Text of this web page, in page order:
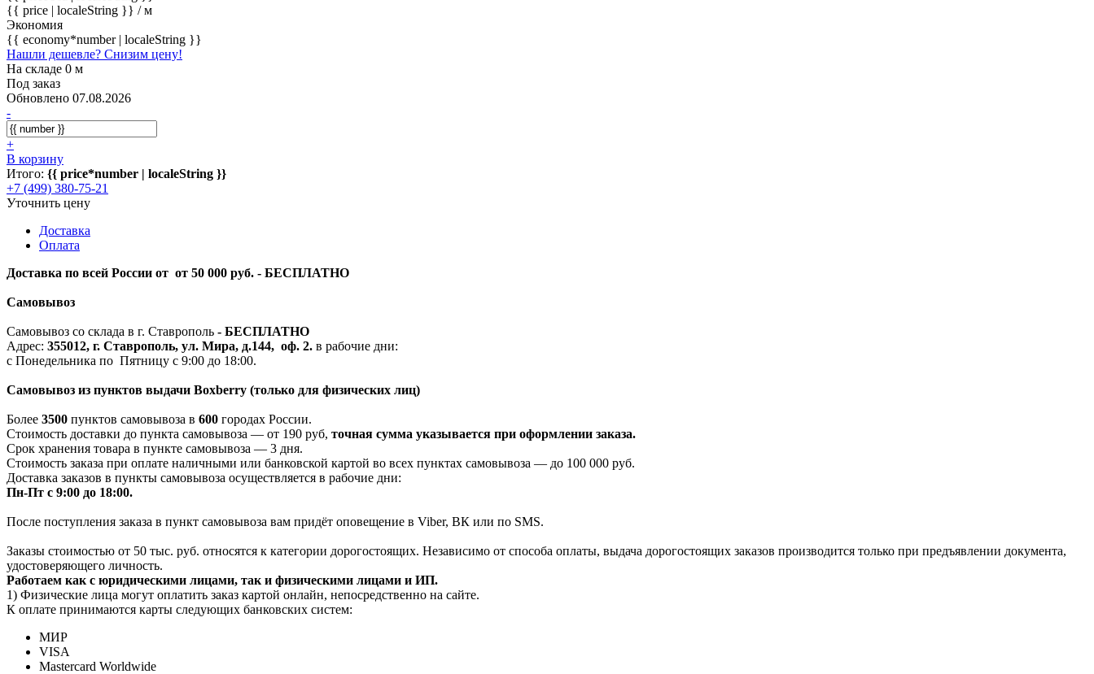
{{ price | localeString }} / м
Экономия
{{ economy*number | localeString }}
Нашли дешевле? Снизим цену!
На складе 0 м
Под заказ
Обновлено 07.08.2026
-
+
В корзину
Итого: {{ price*number | localeString }}
+7 (499) 380-75-21
Уточнить цену
Доставка
Оплата
Доставка по всей России от от 50 000 руб. - БЕСПЛАТНО
Самовывоз
Самовывоз со склада в г. Ставрополь - БЕСПЛАТНО
Адрес: 355012, г. Ставрополь, ул. Мира, д.144, оф. 2. в рабочие дни:
с Понедельника по Пятницу с 9:00 до 18:00.
Самовывоз из пунктов выдачи Boxberry (только для физических лиц)
Более 3500 пунктов самовывоза в 600 городах России.
Стоимость доставки до пункта самовывоза — от 190 руб, точная сумма указывается при оформлении заказа.
Срок хранения товара в пункте самовывоза — 3 дня.
Стоимость заказа при оплате наличными или банковской картой во всех пунктах самовывоза — до 100 000 руб.
Доставка заказов в пункты самовывоза осуществляется в рабочие дни:
Пн-Пт с 9:00 до 18:00.
После поступления заказа в пункт самовывоза вам придёт оповещение в Viber, ВК или по SMS.
Заказы стоимостью от 50 тыс. руб. относятся к категории дорогостоящих. Независимо от способа оплаты, выдача дорогостоящих заказов производится только при предъявлении документа,
удостоверяющего личность.
Работаем как с юридическими лицами, так и физическими лицами и ИП.
1) Физические лица могут оплатить заказ картой онлайн, непосредственно на сайте.
К оплате принимаются карты следующих банковских систем:
МИР
VISA
Mastercard Worldwide